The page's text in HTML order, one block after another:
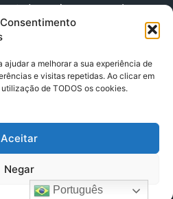
a melhorar a sua experiência de
e visitas repetidas. Ao clicar em
de TODOS os cookies.
Aceitar
Negar
envie-nos agora!
CNPJ: 04.901.141/0001-36 End .
Ed. Rogério Fernandez – Sala
– CEP 66045.315
Português